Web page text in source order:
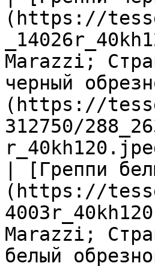
(https://
Marazzi;
черный
(https://
312750/
| [Греппи
(https://
Marazzi;
белый